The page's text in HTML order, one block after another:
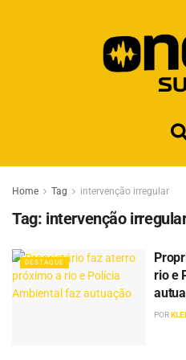
Home Tag intervenção irregular
Tag: intervenção
DESTAQUE
rio e
POR